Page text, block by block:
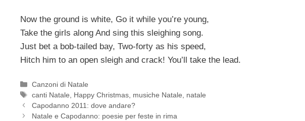
Now the ground is white, Go it while you’re young,
Take the girls along And sing this sleighing song.
Just bet a bob-tailed bay, Two-forty as his speed,
Hitch him to an open sleigh and crack! You’ll take the lead.
Categorie
Canzoni di Natale
Tag
canti Natale Happy Christmas musiche Natale
natale
Capodanno 2011: dove andare?
Natale e Capodanno: poesie per feste in rima